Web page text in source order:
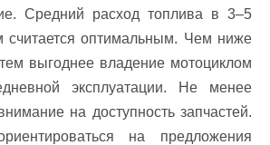
Средний расход топлива в 3–5
считается оптимальным. Чем ниже
тем выгоднее владение мотоциклом
эксплуатации. Не менее
на доступность запчастей.
на предложения